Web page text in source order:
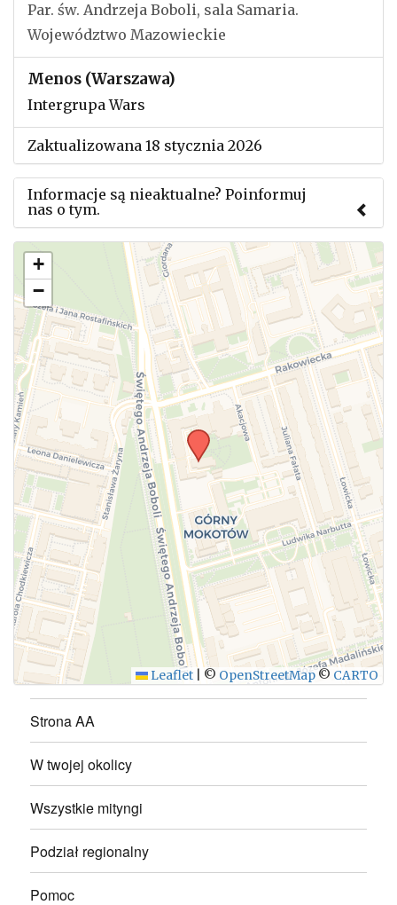
Par. św. Andrzeja Boboli, sala Samaria.
Województwo Mazowieckie
Menos (Warszawa)
Intergrupa Wars
Zaktualizowana 18 stycznia 2026
Informacje są nieaktualne? Poinformuj
nas o tym.
Użyj tego formularza aby przesłać informację o
zmianach w powyższym mityngu.
WYŚLIJ
+
−
Leaflet © OpenStreetMap © CARTO
Strona AA
W twojej okolicy
Wszystkie mityngi
Podział regionalny
Pomoc